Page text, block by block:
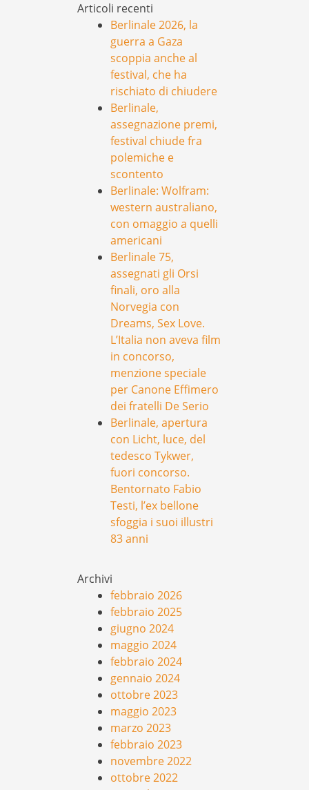
Articoli recenti
Berlinale 2026, la
guerra a Gaza
scoppia anche al
festival, che ha
rischiato di chiudere
Berlinale,
assegnazione premi,
festival chiude fra
polemiche e
scontento
Berlinale: Wolfram:
western australiano,
con omaggio a quelli
americani
Berlinale 75,
assegnati gli Orsi
finali, oro alla
Norvegia con
Dreams, Sex Love.
L’Italia non aveva film
in concorso,
menzione speciale
per Canone Effimero
dei fratelli De Serio
Berlinale, apertura
con Licht, luce, del
tedesco Tykwer,
fuori concorso.
Bentornato Fabio
Testi, l’ex bellone
sfoggia i suoi illustri
83 anni
Archivi
febbraio 2026
febbraio 2025
giugno 2024
maggio 2024
febbraio 2024
gennaio 2024
ottobre 2023
maggio 2023
marzo 2023
febbraio 2023
novembre 2022
ottobre 2022